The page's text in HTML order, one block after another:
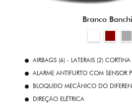
Branco
AIRBAGS (6) - LATERAIS (2)
ALARME ANTIFURTO COM SENSOR
BLOQUEIO MECÂNICO DO
DIREÇÃO ELÉTRICA